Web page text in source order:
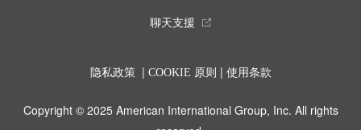
聊天支援 external_link
隐私政策| COOKIE 原则 | 使用条款
Copyright © 2025 American International Group, Inc. All rights